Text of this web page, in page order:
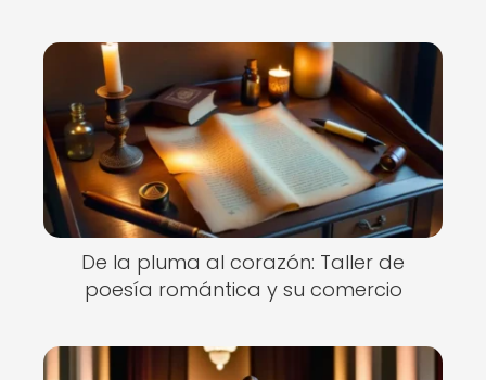
De la pluma al corazón: Taller de
poesía romántica y su comercio